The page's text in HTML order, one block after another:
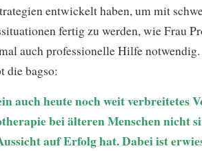
entwickelt haben, um mit
fertig zu werden, wie Frau
auch professionelle Hilfe
die bagso:
auch heute noch weit verbreitetes
bei älteren Menschen nicht
auf Erfolg hat. Dabei ist